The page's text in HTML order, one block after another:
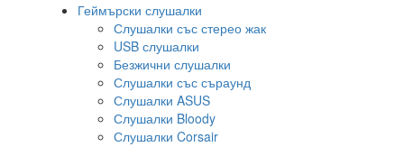
Геймърски слушалки
Слушалки със стерео жак
USB слушалки
Безжични слушалки
Слушалки със съраунд
Слушалки ASUS
Слушалки Bloody
Слушалки Corsair